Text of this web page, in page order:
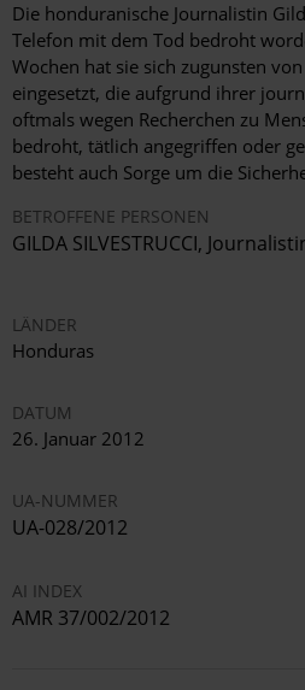
Die honduranische Journalistin
Telefon mit dem Tod bedroht
Wochen hat sie sich zugunsten
eingesetzt, die aufgrund ihrer
oftmals wegen Recherchen zu
bedroht, tätlich angegriffen oder
besteht auch Sorge um die
BETROFFENE PERSONEN
GILDA SILVESTRUCCI,
LÄNDER
Honduras
DATUM
26. Januar 2012
UA-NUMMER
UA-028/2012
AI INDEX
AMR 37/002/2012